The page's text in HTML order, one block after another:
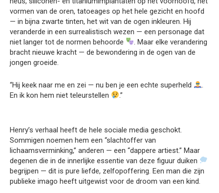
vormen van de oren, tatoeages op het hele gezicht en hoofd
— in bijna zwarte tinten, het wit van de ogen inkleuren. Hij
veranderde in een surrealistisch wezen — een personage dat
niet langer tot de normen behoorde
. Maar elke verandering
bracht nieuwe kracht — de bewondering in de ogen van de
jongen groeide.
“Hij keek naar me en zei — nu ben je een echte superheld
.
En ik kon hem niet teleurstellen
.”
Henry’s verhaal heeft de hele sociale media geschokt.
Sommigen noemen hem een “slachtoffer van
lichaamsverminking,” anderen — een “dappere artiest.” Maar
degenen die in de innerlijke essentie van deze figuur duiken
begrijpen — dit is pure liefde, zelfopoffering. Een man die zijn
publieke imago heeft uitgewist voor de droom van een kind.